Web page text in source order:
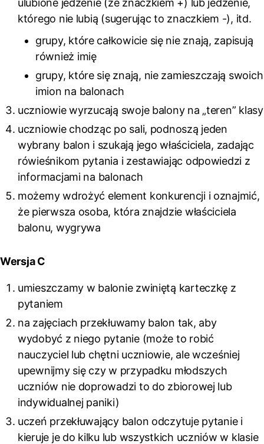
ulubione jedzenie (ze znaczkiem +) lub jedzenie,
którego nie lubią (sugerując to znaczkiem -), itd.
grupy, które całkowicie się nie znają, zapisują
również imię
grupy, które się znają, nie zamieszczają swoich
imion na balonach
uczniowie wyrzucają swoje balony na „teren” klasy
uczniowie chodząc po sali, podnoszą jeden
wybrany balon i szukają jego właściciela, zadając
rówieśnikom pytania i zestawiając odpowiedzi z
informacjami na balonach
możemy wdrożyć element konkurencji i oznajmić,
że pierwsza osoba, która znajdzie właściciela
balonu, wygrywa
Wersja C
umieszczamy w balonie zwiniętą karteczkę z
pytaniem
na zajęciach przekłuwamy balon tak, aby
wydobyć z niego pytanie (może to robić
nauczyciel lub chętni uczniowie, ale wcześniej
upewnijmy się czy w przypadku młodszych
uczniów nie doprowadzi to do zbiorowej lub
indywidualnej paniki)
uczeń przekłuwający balon odczytuje pytanie i
kieruje je do kilku lub wszystkich uczniów w klasie